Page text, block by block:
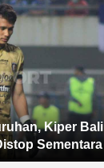
Kiper Bali
Sementara